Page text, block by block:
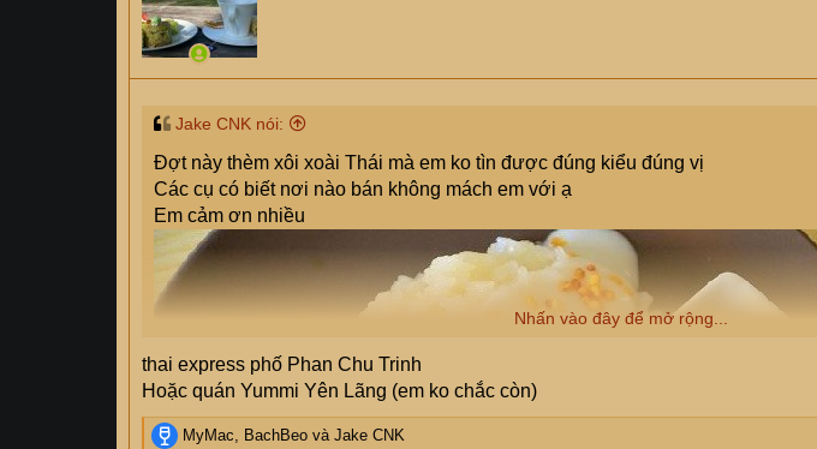
n
s
:
Jake CNK nói:
Đợt này thèm xôi xoài Thái mà em ko tìn được đúng kiểu đúng vị
Các cụ có biết nơi nào bán không mách em với ạ
Em cảm ơn nhiều
Nhấn vào đây để mở rộng...
thai express phố Phan Chu Trinh
Hoặc quán Yummi Yên Lãng (em ko chắc còn)
R
MyMac, BachBeo và Jake CNK